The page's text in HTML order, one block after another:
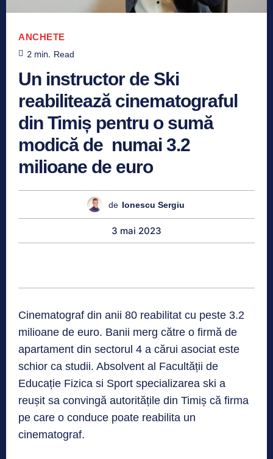
ANCHETE
2 min. Read
Un instructor de Ski
reabilitează cinematograful
din Timiș pentru o sumă
modică de numai 3.2
milioane de euro
de Ionescu Sergiu
3 mai 2023
Cinematograf din anii 80 reabilitat cu peste 3.2
milioane de euro. Banii merg către o firmă de
apartament din sectorul 4 a cărui asociat este
schior ca studii. Absolvent al Facultății de
Educație Fizica si Sport specializarea ski a
reușit sa convingă autoritățile din Timiș că firma
pe care o conduce poate reabilita un
cinematograf.